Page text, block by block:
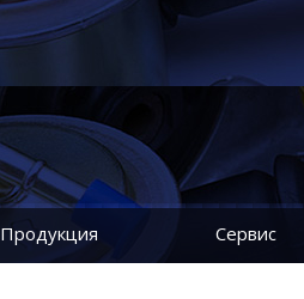
Продукция Сервис